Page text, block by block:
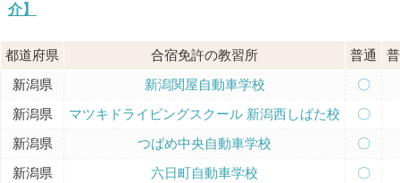
介】
都道府県 合宿免許の教習所 普通
新潟県
新潟関屋自動車学校
〇
新潟県
マツキドライビングスクール 新潟西しばた校
〇
新潟県
つばめ中央自動車学校
〇
新潟県
六日町自動車学校
〇